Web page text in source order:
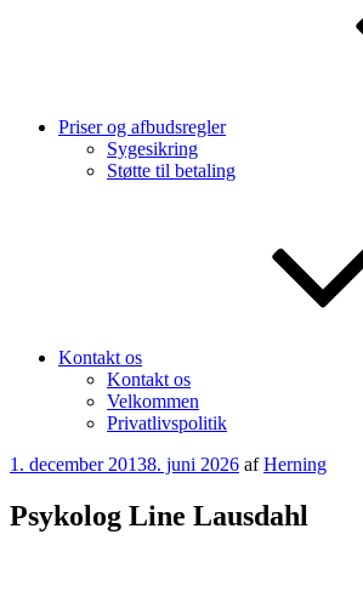
Priser og afbudsregler
Sygesikring
Støtte til betaling
Kontakt os
Kontakt os
Velkommen
Privatlivspolitik
Udgivet
1. december 20138. juni 2026 afHerning
Psykolog Line Lausdahl